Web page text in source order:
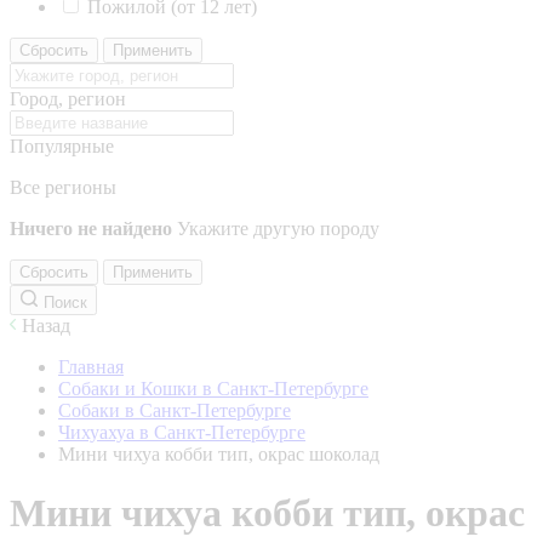
Пожилой (от 12 лет)
Сбросить Применить
Город, регион
Популярные
Все регионы
Ничего не найдено Укажите другую породу
Сбросить
Применить
Поиск
Назад
Главная
Собаки и Кошки в Санкт-Петербурге
Собаки в Санкт-Петербурге
Чихуахуа в Санкт-Петербурге
Мини чихуа кобби тип, окрас шоколад
Мини чихуа кобби тип, окрас